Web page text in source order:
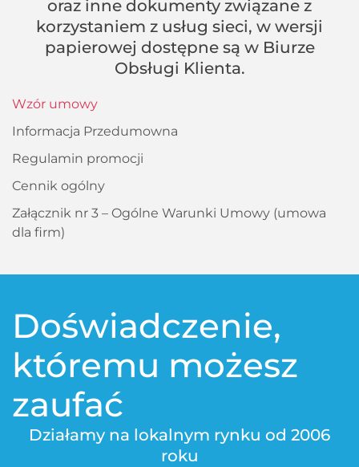
oraz inne dokumenty związane z
korzystaniem z usług sieci, w wersji
papierowej dostępne są w Biurze
Obsługi Klienta.
Wzór umowy
Informacja Przedumowna
Regulamin promocji
Cennik ogólny
Załącznik nr 3 – Ogólne Warunki Umowy (umowa
dla firm)
Doświadczenie,
któremu możesz
zaufać
Działamy na lokalnym rynku od 2006
roku